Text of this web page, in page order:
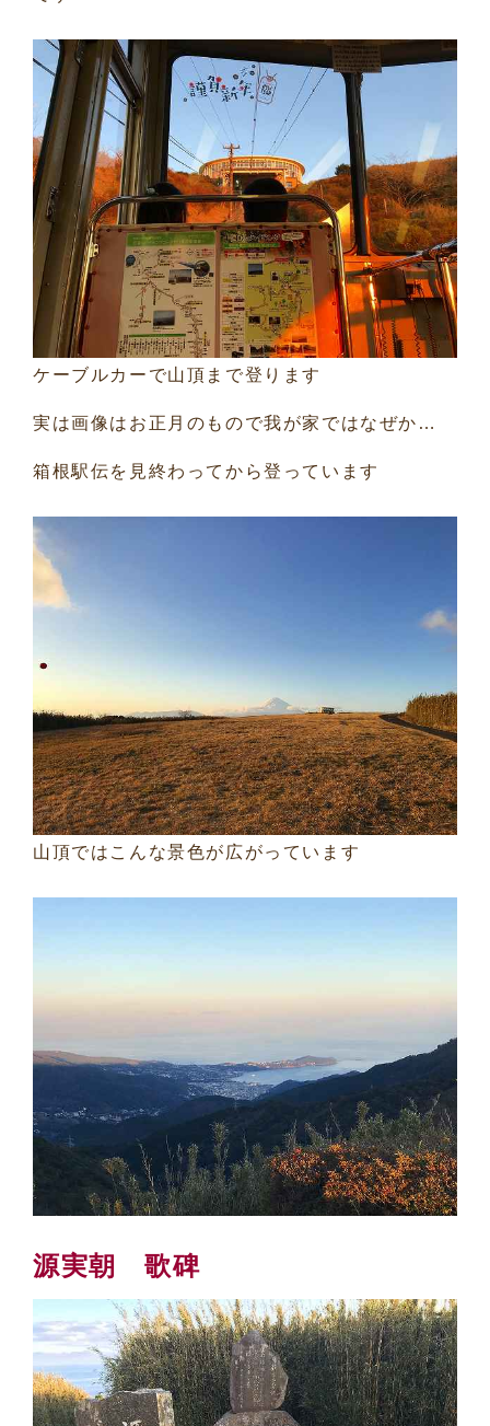
ケーブルカーで山頂まで登ります
実は画像はお正月のもので我が家ではなぜか…
箱根駅伝を見終わってから登っています
山頂ではこんな景色が広がっています
源実朝 歌碑